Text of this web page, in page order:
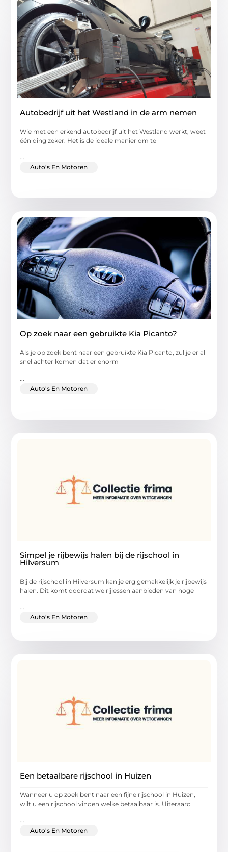
Autobedrijf uit het Westland in de arm nemen
Wie met een erkend autobedrijf uit het Westland werkt, weet
één ding zeker. Het is de ideale manier om te
...
Auto's En Motoren
Op zoek naar een gebruikte Kia Picanto?
Als je op zoek bent naar een gebruikte Kia Picanto, zul je er al
snel achter komen dat er enorm
Auto's En Motoren
Simpel je rijbewijs halen bij de rijschool in
Hilversum
Bij de rijschool in Hilversum kan je erg gemakkelijk je rijbewijs
halen. Dit komt doordat we rijlessen aanbieden van hoge
...
Auto's En Motoren
Een betaalbare rijschool in Huizen
Wanneer u op zoek bent naar een fijne rijschool in Huizen,
wilt u een rijschool vinden welke betaalbaar is. Uiteraard
...
Auto's En Motoren